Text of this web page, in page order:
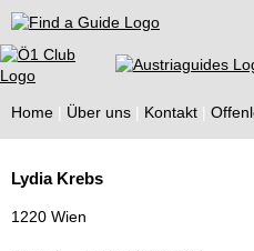
Find a Guide
Home Über uns Kontakt
Guides
Lydia Krebs
1220 Wien